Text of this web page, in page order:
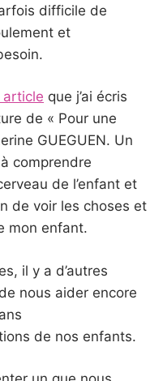
difficile de
et
article que j’ai écris
de « Pour une
GUEGUEN. Un
comprendre
de l’enfant et
de voir les choses et
mon enfant.
il y a d’autres
nous aider encore
de nos enfants.